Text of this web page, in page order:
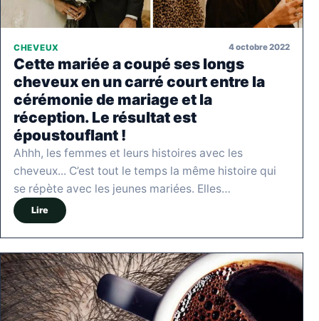
CHEVEUX 4 octobre 2022
Cette mariée a coupé ses longs
cheveux en un carré court entre la
cérémonie de mariage et la
réception. Le résultat est
époustouflant !
Ahhh, les femmes et leurs histoires avec les
cheveux... C’est tout le temps la même histoire qui
se répète avec les jeunes mariées. Elles…
Lire